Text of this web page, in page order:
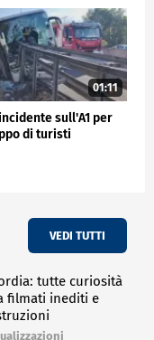
01:11
sull'A1 per
di turisti
VEDI TUTTI
tutte curiosità
filmati inediti e